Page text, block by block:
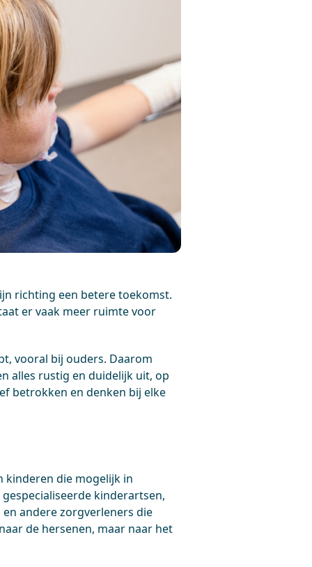
richting een betere toekomst.
er vaak meer ruimte voor
vooral bij ouders. Daarom
alles rustig en duidelijk uit, op
betrokken en denken bij elke
kinderen die mogelijk in
kinderartsen,
andere zorgverleners die
de hersenen, maar naar het